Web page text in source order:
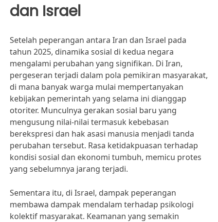
dan Israel
Setelah peperangan antara Iran dan Israel pada
tahun 2025, dinamika sosial di kedua negara
mengalami perubahan yang signifikan. Di Iran,
pergeseran terjadi dalam pola pemikiran masyarakat,
di mana banyak warga mulai mempertanyakan
kebijakan pemerintah yang selama ini dianggap
otoriter. Munculnya gerakan sosial baru yang
mengusung nilai-nilai termasuk kebebasan
berekspresi dan hak asasi manusia menjadi tanda
perubahan tersebut. Rasa ketidakpuasan terhadap
kondisi sosial dan ekonomi tumbuh, memicu protes
yang sebelumnya jarang terjadi.
Sementara itu, di Israel, dampak peperangan
membawa dampak mendalam terhadap psikologi
kolektif masyarakat. Keamanan yang semakin